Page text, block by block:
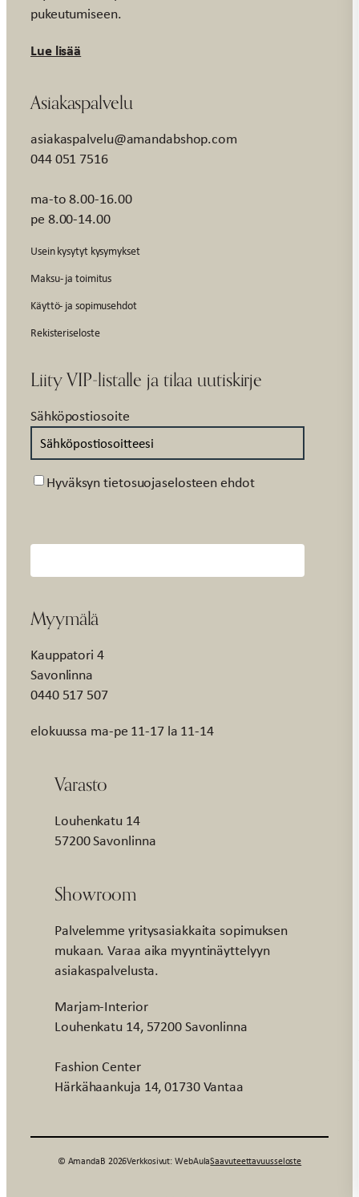
pukeutumiseen.
Lue lisää
Asiakaspalvelu
asiakaspalvelu@amandabshop.com
044 051 7516
ma-to 8.00-16.00
pe 8.00-14.00
Usein kysytyt kysymykset
Maksu- ja toimitus
Käyttö- ja sopimusehdot
Rekisteriseloste
Liity VIP-listalle ja tilaa uutiskirje
Sähköpostiosoite
Suostumus
Hyväksyn tietosuojaselosteen ehdot
Myymälä
Kauppatori 4
Savonlinna
0440 517 507
elokuussa ma-pe 11-17 la 11-14
Varasto
Louhenkatu 14
57200 Savonlinna
Showroom
Palvelemme yritysasiakkaita sopimuksen
mukaan. Varaa aika myyntinäyttelyyn
asiakaspalvelusta.
Marjam-Interior
Louhenkatu 14, 57200 Savonlinna
Fashion Center
Härkähaankuja 14, 01730 Vantaa
© AmandaB 2026Verkkosivut: WebAulaSaavuteettavuusseloste